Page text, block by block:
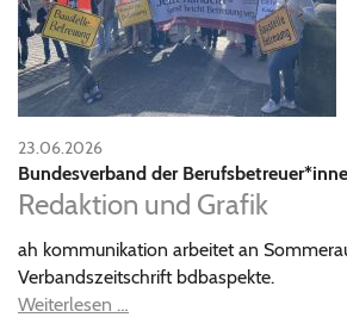
23.06.2026
Bundesverband der
Redaktion und Grafik
ah kommunikation arbeitet an
Verbandszeitschrift bdbaspekte.
Weiterlesen …